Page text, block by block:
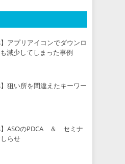
】アプリアイコンでダウンロ
減少してしまった事例
】狙い所を間違えたキーワー
】ASOのPDCA ＆ セミナ
らせ